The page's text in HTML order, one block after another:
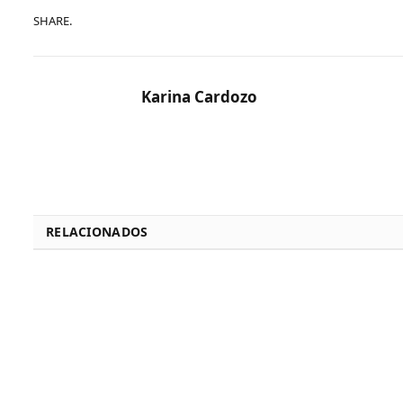
SHARE.
Karina Cardozo
RELACIONADOS